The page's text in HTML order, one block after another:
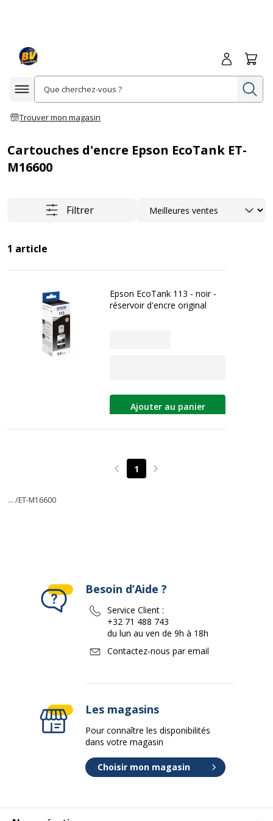
Afficher la navigation
Trouver mon magasin
Me
Cartouches d'encre Epson EcoTank ET-
M16600
Filtrer Trier
1 article
Epson EcoTank 113 - noir -
réservoir d'encre original
Ajouter au panier
Page précédente
1 Page suivante
... /ET-M16600
Besoin d’Aide ?
Service Client :
+32 71 488 743
du lun au ven de 9h à 18h
Contactez-nous par email
Les magasins
Pour connaître les disponibilités
dans votre magasin
Choisir mon magasin